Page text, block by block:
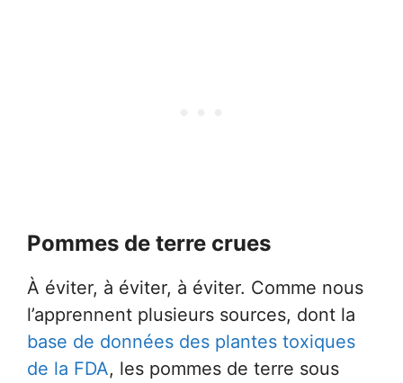
Pommes de terre crues
À éviter, à éviter, à éviter. Comme nous
l’apprennent plusieurs sources, dont la
base de données des plantes toxiques
de la FDA, les pommes de terre sous